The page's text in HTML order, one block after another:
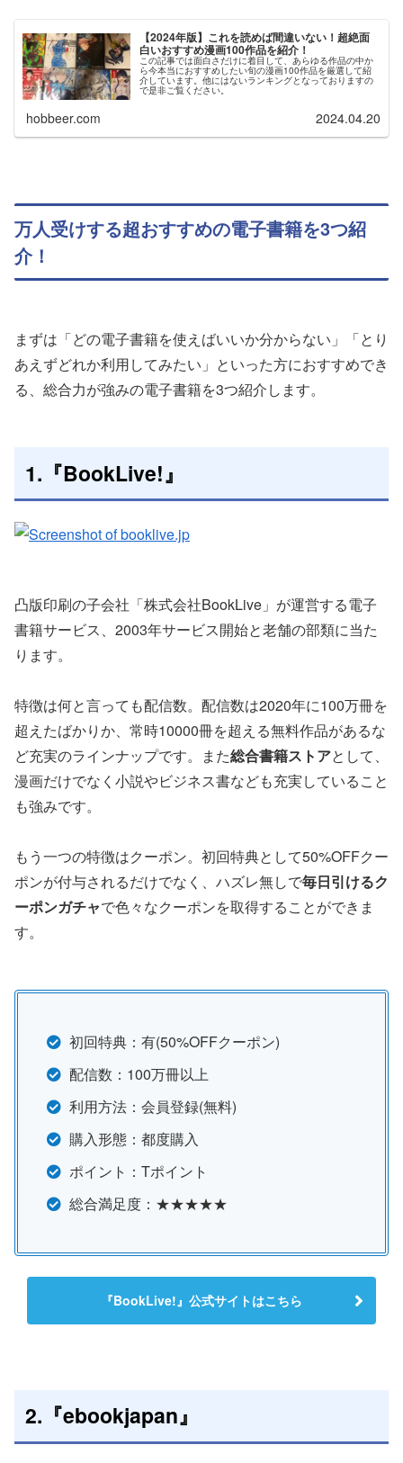
【2024年版】これを読めば間違いない！超絶面
白いおすすめ漫画100作品を紹介！
この記事では面白さだけに着目して、あらゆる作品の中か
ら今本当におすすめしたい旬の漫画100作品を厳選して紹
介しています。他にはないランキングとなっておりますの
で是非ご覧ください。
hobbeer.com 2024.04.20
万人受けする超おすすめの電子書籍を3つ紹
介！
まずは「どの電子書籍を使えばいいか分からない」「とり
あえずどれか利用してみたい」といった方におすすめでき
る、総合力が強みの電子書籍を3つ紹介します。
1.『BookLive!』
凸版印刷の子会社「株式会社BookLive」が運営する電子
書籍サービス、2003年サービス開始と老舗の部類に当た
ります。
特徴は何と言っても配信数。配信数は2020年に100万冊を
超えたばかりか、常時10000冊を超える無料作品があるな
ど充実のラインナップです。また総合書籍ストアとして、
漫画だけでなく小説やビジネス書なども充実していること
も強みです。
もう一つの特徴はクーポン。初回特典として50%OFFクー
ポンが付与されるだけでなく、ハズレ無しで毎日引けるク
ーポンガチャで色々なクーポンを取得することができま
す。
初回特典：有(50%OFFクーポン)
配信数：100万冊以上
利用方法：会員登録(無料)
購入形態：都度購入
ポイント：Tポイント
総合満足度：★★★★★
『BookLive!』公式サイトはこちら
2.『ebookjapan』